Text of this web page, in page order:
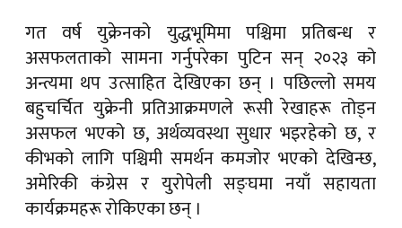
गत वर्ष युक्रेनको युद्धभूमिमा पश्चिमा प्रतिबन्ध र
असफलताको सामना गर्नुपरेका पुटिन सन् २०२३ को
अन्त्यमा थप उत्साहित देखिएका छन् । पछिल्लो समय
बहुचर्चित युक्रेनी प्रतिआक्रमणले रूसी रेखाहरू तोड्न
असफल भएको छ, अर्थव्यवस्था सुधार भइरहेको छ, र
कीभको लागि पश्चिमी समर्थन कमजोर भएको देखिन्छ,
अमेरिकी कंग्रेस र युरोपेली सङ्घमा नयाँ सहायता
कार्यक्रमहरू रोकिएका छन् ।